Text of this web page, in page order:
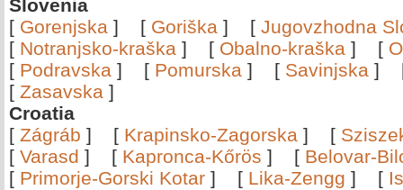
Slovenia
[ Gorenjska ] [ Goriška ] [ Jugovzhodna
[ Notranjsko-kraška ] [ Obalno-kraška ] [
[ Podravska ] [ Pomurska ] [ Savinjska ]
[ Zasavska ]
Croatia
[ Zágráb ] [ Krapinsko-Zagorska ] [
[ Varasd ] [ Kapronca-Kőrös ] [ Belovar-
[ Primorje-Gorski Kotar ] [ Lika-Zengg ] [